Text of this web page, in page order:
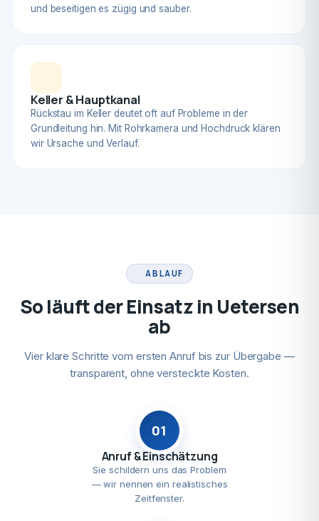
und beseitigen es zügig und sauber.
Keller & Hauptkanal
Rückstau im Keller deutet oft auf Probleme in der
Grundleitung hin. Mit Rohrkamera und Hochdruck klären
wir Ursache und Verlauf.
ABLAUF
So läuft der Einsatz in Uetersen
ab
Vier klare Schritte vom ersten Anruf bis zur Übergabe —
transparent, ohne versteckte Kosten.
01
Anruf & Einschätzung
Sie schildern uns das Problem
— wir nennen ein realistisches
Zeitfenster.